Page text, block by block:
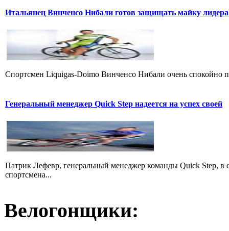
Итальянец Винченсо Нибали готов защищать майку
Cпортсмен Liquigas-Doimo Винченсо Нибали очень спокойно
Генеральный менеджер Quick Step надеется на успех своей
Патрик Лефевр, генеральный менеджер команды Quick Step, в
спортсмена...
Велогонщики: